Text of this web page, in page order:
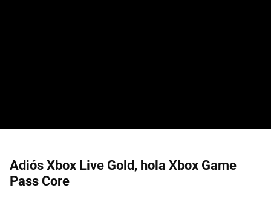
Adiós Xbox Live Gold, hola Xbox Game
Pass Core